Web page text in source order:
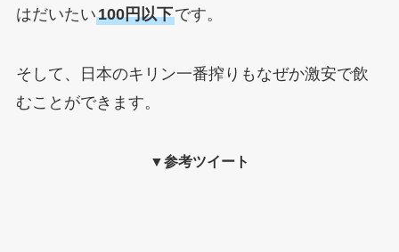
はだいたい100円以下です。
そして、日本のキリン一番搾りもなぜか激安で飲
むことができます。
▼参考ツイート